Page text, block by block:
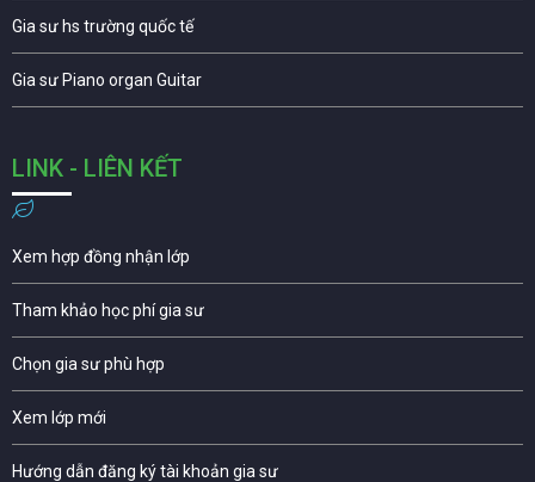
Gia sư hs trường quốc tế
Gia sư Piano organ Guitar
LINK - LIÊN KẾT
Xem hợp đồng nhận lớp
Tham khảo học phí gia sư
Chọn gia sư phù hợp
Xem lớp mới
Hướng dẫn đăng ký tài khoản gia sư